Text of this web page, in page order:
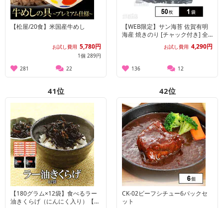
【松屋/20食】米国産牛めし
お試し費用 5,780円
1個 289円
281
22
【WEB限定】サン海苔 佐賀有明
海産 焼きのり [チャック付き] 全
お試し費用 4,290円
136 12
41位
【180グラム×12袋】食べるラー
油きくらげ（にんにく入り）【メ
42位
CK-02ビーフシチュー6パックセ
ット